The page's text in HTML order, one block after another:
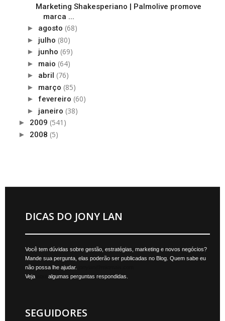
Marketing Shakesperiano | Palmolive promove
marca ...
► agosto (68)
► julho (80)
► junho (69)
► maio (64)
► abril (76)
► março (85)
► fevereiro (60)
► janeiro (38)
► 2009 (541)
► 2008 (5)
DICAS DO JONY LAN
Você tem dúvidas sobre gestão, estratégias, marketing e novos negócios?
Mande sua pergunta, elas poderão ser publicadas no Blog. Quem sabe eu
não possa lhe ajudar.
Veja
algumas perguntas respondidas.
SEGUIDORES